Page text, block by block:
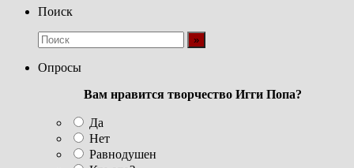
Поиск
Опросы
Вам нравится творчество Игги Попа?
Да
Нет
Равнодушен